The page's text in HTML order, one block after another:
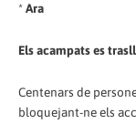
*Ara
Els acampats es
Centenars de
bloquejant-ne els